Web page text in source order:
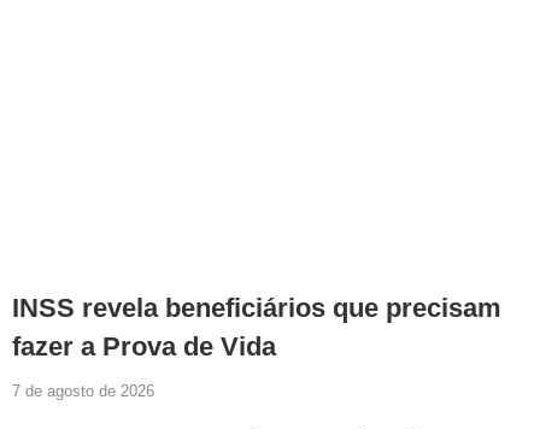
INSS revela beneficiários que precisam
fazer a Prova de Vida
7 de agosto de 2026